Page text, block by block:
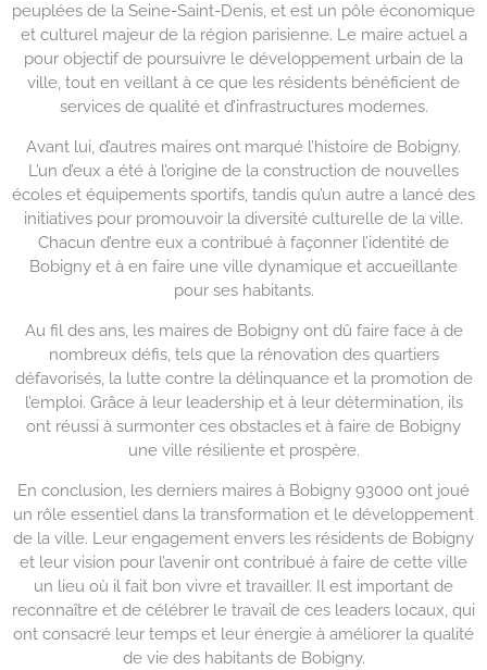
peuplées de la Seine-Saint-Denis, et est un pôle économique
et culturel majeur de la région parisienne. Le maire actuel a
pour objectif de poursuivre le développement urbain de la
ville, tout en veillant à ce que les résidents bénéficient de
services de qualité et d’infrastructures modernes.
Avant lui, d’autres maires ont marqué l’histoire de Bobigny.
L’un d’eux a été à l’origine de la construction de nouvelles
écoles et équipements sportifs, tandis qu’un autre a lancé des
initiatives pour promouvoir la diversité culturelle de la ville.
Chacun d’entre eux a contribué à façonner l’identité de
Bobigny et à en faire une ville dynamique et accueillante
pour ses habitants.
Au fil des ans, les maires de Bobigny ont dû faire face à de
nombreux défis, tels que la rénovation des quartiers
défavorisés, la lutte contre la délinquance et la promotion de
l’emploi. Grâce à leur leadership et à leur détermination, ils
ont réussi à surmonter ces obstacles et à faire de Bobigny
une ville résiliente et prospère.
En conclusion, les derniers maires à Bobigny 93000 ont joué
un rôle essentiel dans la transformation et le développement
de la ville. Leur engagement envers les résidents de Bobigny
et leur vision pour l’avenir ont contribué à faire de cette ville
un lieu où il fait bon vivre et travailler. Il est important de
reconnaître et de célébrer le travail de ces leaders locaux, qui
ont consacré leur temps et leur énergie à améliorer la qualité
de vie des habitants de Bobigny.